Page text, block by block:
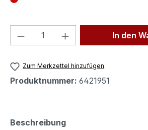
Produkt Anzahl: GibIn den
Zum Merkzettel hinzufügen
Produktnummer: 6421951
Beschreibung